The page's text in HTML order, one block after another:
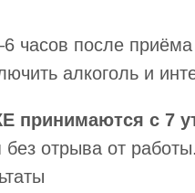
часов после
алкоголь и
принимаются с 7
отрыва от